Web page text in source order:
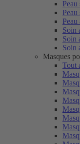
Peau
Peau
Soin
Soin
Soin
Masques
Tout